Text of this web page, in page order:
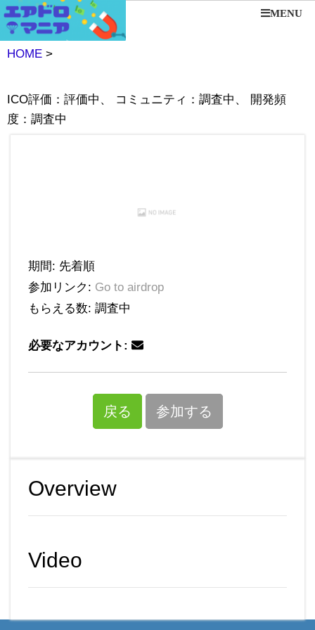
MENU
HOME >
ICO評価：評価中、 コミュニティ：調査中、 開発頻
度：調査中
期間: 先着順
参加リンク: Go to airdrop
もらえる数: 調査中
必要なアカウント:
戻る 参加する
Overview
Video